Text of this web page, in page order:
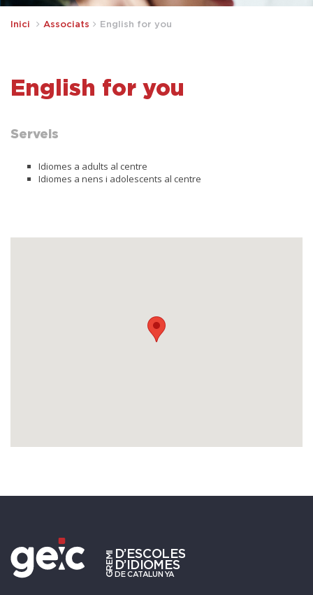
Inici Associats English for you
English for you
Serveis
Idiomes a adults al centre
Idiomes a nens i adolescents al centre